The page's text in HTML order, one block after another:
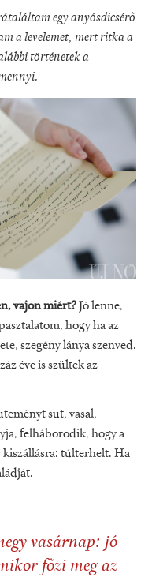
egy anyósdicsérő
a levelemet, mert ritka a
történetek a
vajon miért?Jó lenne,
hogy ha az
szegény lánya szenved.
éve is szültek az
süt, vasal,
felháborodik, hogy a
kiszállásra: túlterhelt. Ha
vasárnap: jó
főzi meg az